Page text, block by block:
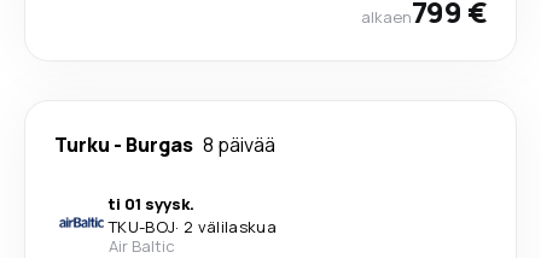
alkaen799 €
Turku - Burgas 8 päivää
ti 01 syysk.
TKU-BOJ· 2 välilaskua
Air Baltic